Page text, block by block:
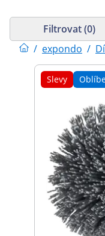
/ expondo /
Filtrovat (0)
Slevy